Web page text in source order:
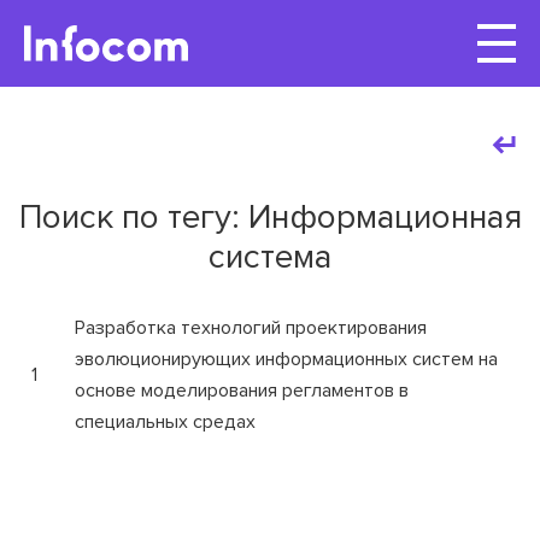
Поиск по тегу: Информационная
система
1
Разработка технологий проектирования
эволюционирующих информационных систем на
основе моделирования регламентов в
специальных средах